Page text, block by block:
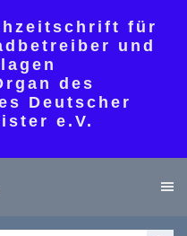
für
und
des
Deutscher
e.V.